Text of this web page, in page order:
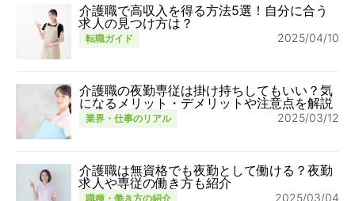
介護職で高収入を得る方法5選！自分に合う
求人の見つけ方は？
転職ガイド 2025/04/10
介護職の夜勤専従は掛け持ちしてもいい？気
になるメリット・デメリットや注意点を解説
業界・仕事のリアル 2025/03/12
介護職は無資格でも夜勤として働ける？夜勤
求人や専従の働き方も紹介
職種・働き方の紹介 2025/03/04